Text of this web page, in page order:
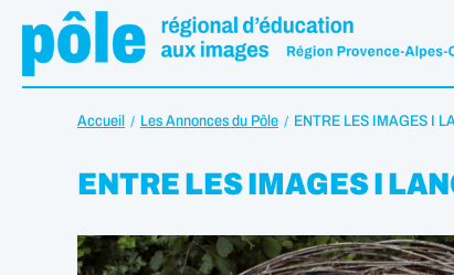
Accueil Les Annonces du Pôle ENTRE LES IMAGES I
ENTRE LES IMAGES I